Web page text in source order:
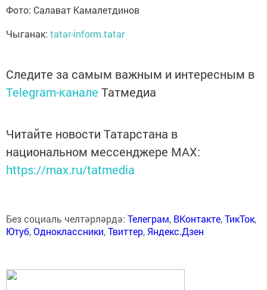
Фото: Салават Камалетдинов
Чыганак: tatar-inform.tatar
Следите за самым важным и интересным в
Telegram-канале Татмедиа
Читайте новости Татарстана в
национальном мессенджере MАХ:
https://max.ru/tatmedia
Без социаль челтәрләрдә: Телеграм, ВКонтакте,ТикТок,
Ютуб,Одноклассники,Твиттер, Яндекс.Дзен